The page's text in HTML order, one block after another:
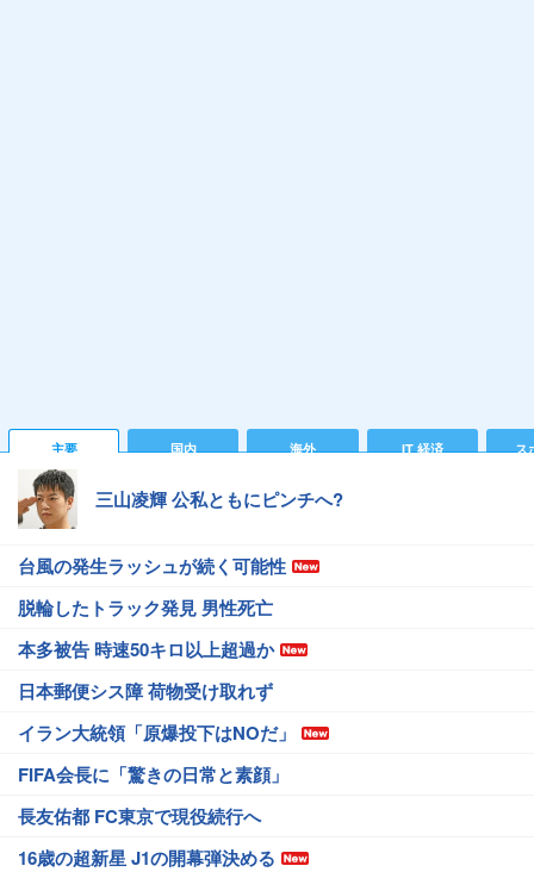
主要 国内 海外 IT 経済 ス
三山凌輝 公私ともにピンチへ?
台風の発生ラッシュが続く可能性
脱輪したトラック発見 男性死亡
本多被告 時速50キロ以上超過か
日本郵便シス障 荷物受け取れず
イラン大統領「原爆投下はNOだ」
FIFA会長に「驚きの日常と素顔」
長友佑都 FC東京で現役続行へ
16歳の超新星 J1の開幕弾決める